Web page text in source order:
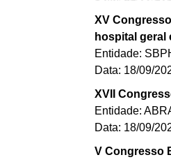
XV
hospital geral
Entidade:
Data: 18/09/
XVII
Entidade:
Data: 18/09/
V Congresso